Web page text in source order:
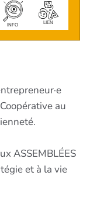
INFO
LIEN
?
au
ASSEMBLÉES
et à la vie